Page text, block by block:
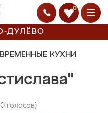
0
ДУЛЁВО
КУХНИ
0 голосов)